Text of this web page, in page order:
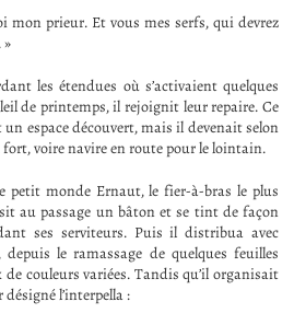
mon prieur. Et vous mes serfs, qui devrez
les étendues où s’activaient quelques
de printemps, il rejoignit leur repaire. Ce
un espace découvert, mais il devenait selon
voire navire en route pour le lointain.
petit monde Ernaut, le fier-à-bras le plus
au passage un bâton et se tint de façon
ses serviteurs. Puis il distribua avec
le ramassage de quelques feuilles
de couleurs variées. Tandis qu’il organisait
l’interpella :